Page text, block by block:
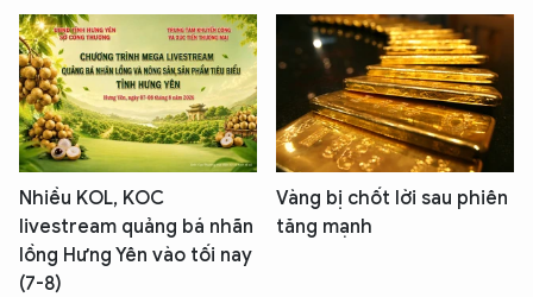
Nhiều KOL, KOC
livestream quảng bá nhãn
lồng Hưng Yên vào tối nay
(7-8)
Vàng bị chốt lời sau phiên
tăng mạnh